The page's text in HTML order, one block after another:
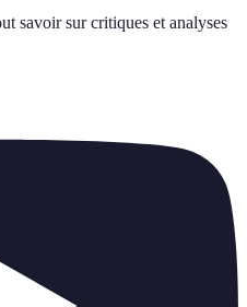
savoir sur critiques et analyses